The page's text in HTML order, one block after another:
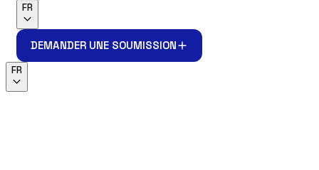
FR
DEMANDER UNE SOUMISSION
FR